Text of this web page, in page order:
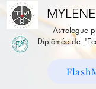
Astrologue
Diplômée de